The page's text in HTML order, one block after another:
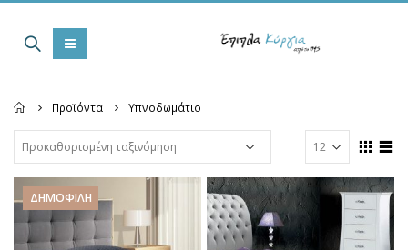
Home
Προϊόντα Υπνοδωμάτιο
ΔΗΜΟΦΙΛΉ